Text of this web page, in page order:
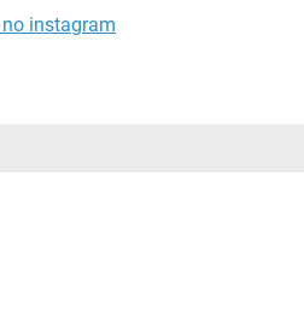
instagram